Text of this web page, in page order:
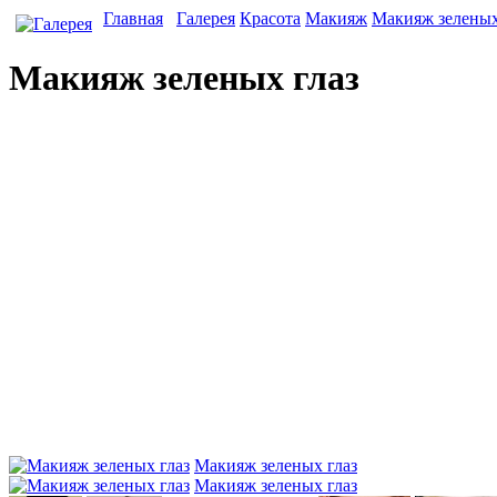
Главная Галерея Красота Макияж Макияж
Макияж зеленых глаз
Макияж зеленых глаз
Макияж зеленых глаз